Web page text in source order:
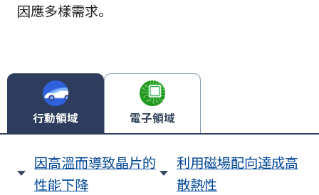
因應多樣需求。
行動領域 電子領域
因高溫而導致晶片的
性能下降
利用磁場配向達成高
散熱性